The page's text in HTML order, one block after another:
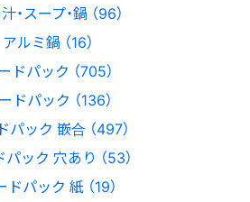
・スープ・鍋 （96）
アルミ鍋 （16）
ドパック （705）
ドパック （136）
パック 嵌合 （497）
ック 穴あり （53）
ドパック 紙 （19）